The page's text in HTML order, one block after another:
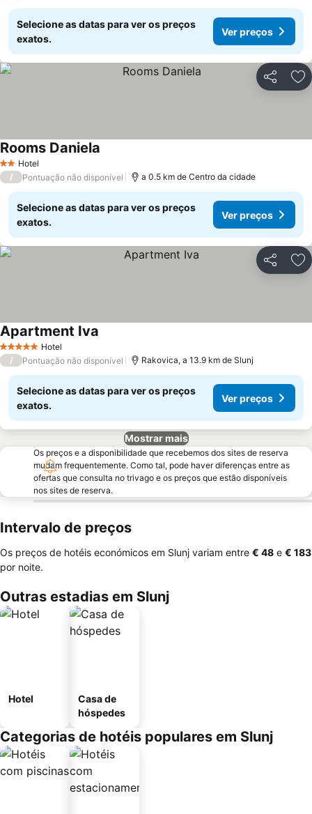
Selecione as datas para ver os preços
exatos.
Ver preços
Partilhar
2 Estrelas
Hotel
Rooms Daniela
/ Pontuação não disponível a 0.5 km de Centro da cidade
Selecione as datas para ver os preços
exatos.
Ver preços
Partilhar
5 Estrelas Hotel
Apartment Iva
/ Pontuação não disponível Rakovica, a 13.9 km de Slunj
Selecione as datas para ver os preços
exatos.
Ver preços
Mostrar mais
Os preços e a disponibilidade que recebemos dos sites de reserva
mudam frequentemente. Como tal, pode haver diferenças entre as
ofertas que consulta no trivago e os preços que estão disponíveis
nos sites de reserva.
Intervalo de preços
Os preços de hotéis económicos em Slunj variam entre ‎€ 48 e ‎€ 183
por noite.
Outras estadias em Slunj
Hotel
Casa de
hóspedes
Categorias de hotéis populares em Slunj